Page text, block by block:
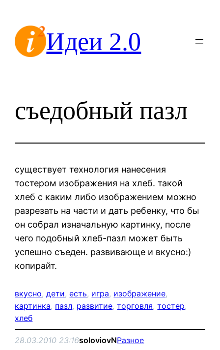
содержимомуИдеи 2.0
съедобный пазл
существует технология нанесения
тостером изображения на хлеб. такой
хлеб с каким либо изображением можно
разрезать на части и дать ребенку, что бы
он собрал изначальную картинку, после
чего подобный хлеб-пазл может быть
успешно съеден. развивающе и вкусно:)
копирайт.
вкусно, дети, есть, игра, изображение
картинка, пазл, развитие, торговля, тостер
хлеб
28.03.2010 23:16soloviovNРазное